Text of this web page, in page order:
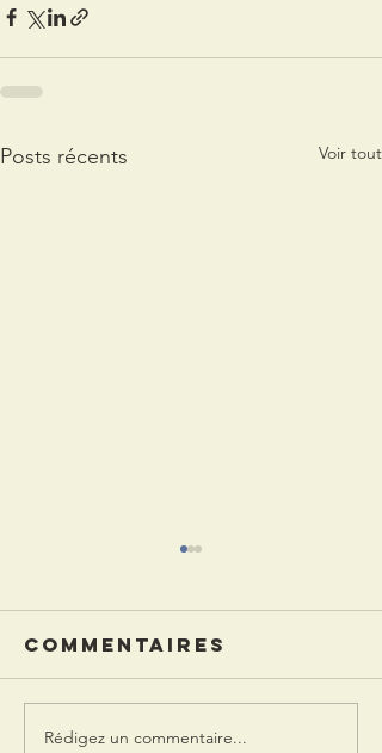
Posts récents Voir tout
Grande
Commentaires
Rédigez un commentaire...